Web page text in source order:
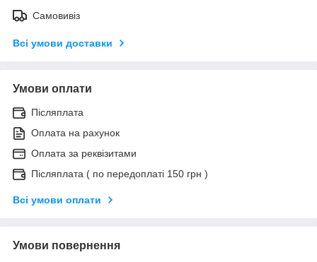
Самовивіз
Всі умови доставки
Умови оплати
Післяплата
Оплата на рахунок
Оплата за реквізитами
Післяплата ( по передоплаті 150 грн )
Всі умови оплати
Умови повернення